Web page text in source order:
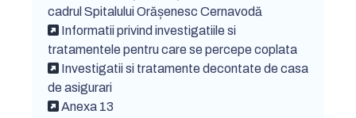
cadrul Spitalului Orășenesc Cernavodă
Informatii privind investigatiile si
tratamentele pentru care se percepe coplata
Investigatii si tratamente decontate de casa
de asigurari
Anexa 13